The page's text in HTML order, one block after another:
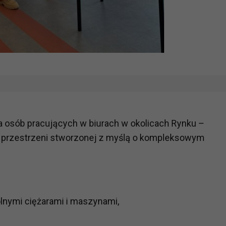
osób pracujących w biurach w okolicach Rynku –
stworzonej z myślą o kompleksowym
ciężarami i maszynami,